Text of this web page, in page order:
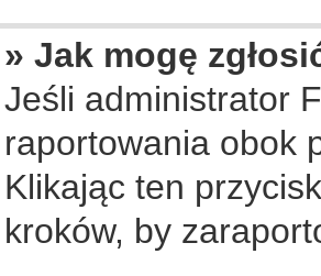
» Jak mogę
Jeśli administrator
raportowania obok
Klikając ten
kroków, by